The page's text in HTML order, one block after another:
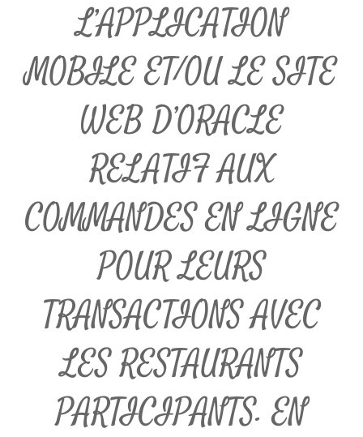
L’APPLICATION
MOBILE ET/OU LE SITE
WEB D’ORACLE
RELATIF AUX
COMMANDES EN LIGNE
POUR LEURS
TRANSACTIONS AVEC
LES RESTAURANTS
PARTICIPANTS. EN